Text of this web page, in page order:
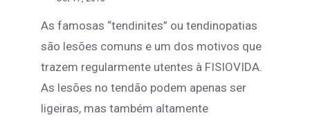
As famosas “tendinites” ou tendinopatias
são lesões comuns e um dos motivos que
trazem regularmente utentes à FISIOVIDA.
As lesões no tendão podem apenas ser
ligeiras, mas também altamente